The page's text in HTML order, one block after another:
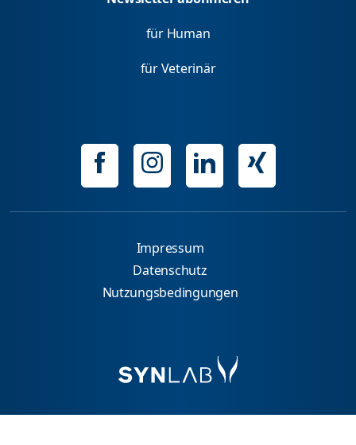
für Human
für Veterinär
Impressum
Datenschutz
Nutzungsbedingungen